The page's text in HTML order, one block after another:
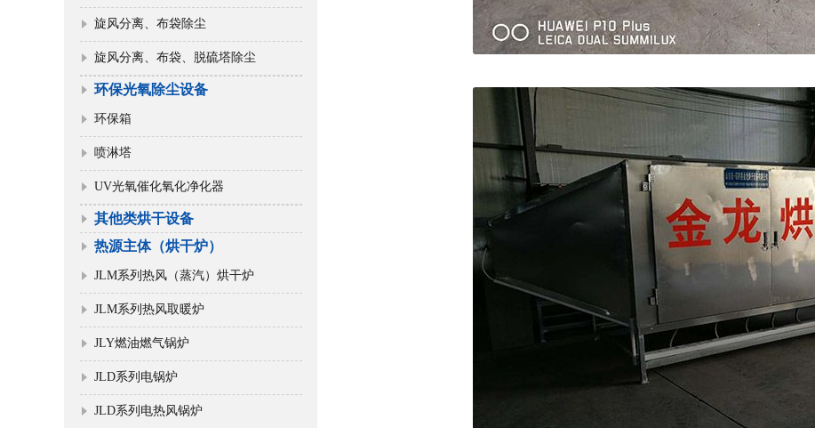
旋风分离、布袋除尘
旋风分离、布袋、脱硫塔除尘
环保光氧除尘设备
环保箱
喷淋塔
UV光氧催化氧化净化器
其他类烘干设备
热源主体（烘干炉）
JLM系列热风（蒸汽）烘干炉
JLM系列热风取暖炉
JLY燃油燃气锅炉
JLD系列电锅炉
JLD系列电热风锅炉